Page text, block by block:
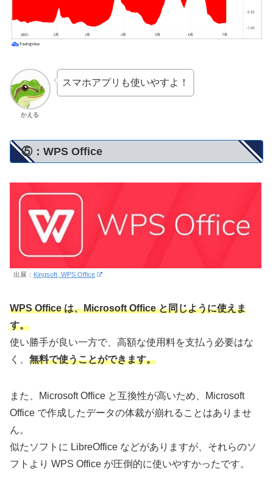
かえる
スマホアプリも使いやすよ！
⑤：WPS Office
出展： Kingsoft, WPS Office
WPS Office は、Microsoft Office と同じように使えま
す。
使い勝手が良い一方で、高額な使用料を支払う必要はな
く、 無料で使うことができます。
また、Microsoft Office と互換性が高いため、Microsoft
Office で作成したデータの体裁が崩れることはありませ
ん。
似たソフトに LibreOffice などがありますが、それらのソ
フトより WPS Office が圧倒的に使いやすかったです。